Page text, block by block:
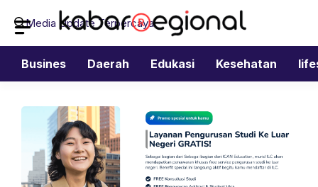
isi
Media Update Terpercaya
Busines Daerah Edukasi Kesehatan